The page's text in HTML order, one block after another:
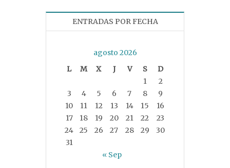
ENTRADAS POR FECHA
agosto 2026
L
M X J V S
D
1
2
3
4 5 6 7 8
9
10
11 12 13 14 15
16
17
18 19 20 21 22
23
24
25 26 27 28 29
30
31
« Sep